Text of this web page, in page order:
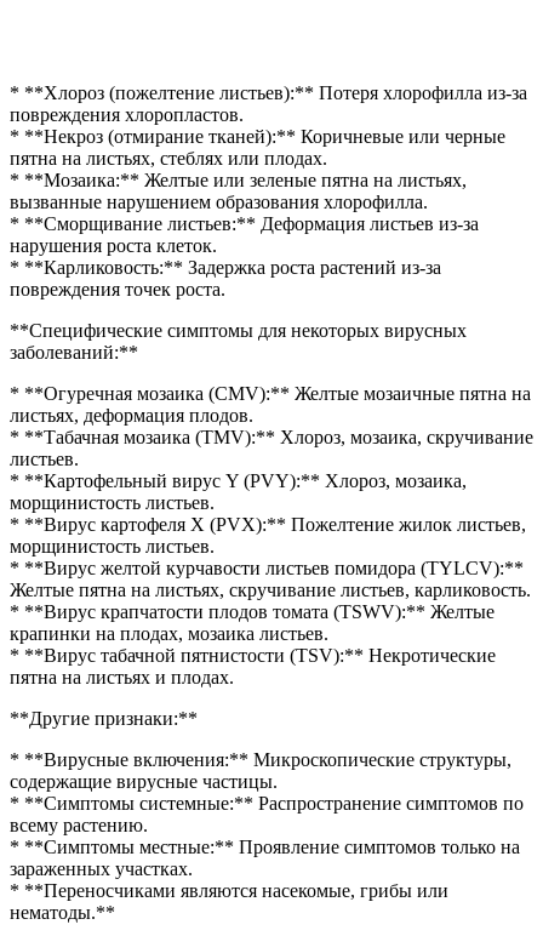
* **Хлороз (пожелтение листьев):** Потеря хлорофилла из-за
повреждения хлоропластов.
* **Некроз (отмирание тканей):** Коричневые или черные
пятна на листьях, стеблях или плодах.
* **Мозаика:** Желтые или зеленые пятна на листьях,
вызванные нарушением образования хлорофилла.
* **Сморщивание листьев:** Деформация листьев из-за
нарушения роста клеток.
* **Карликовость:** Задержка роста растений из-за
повреждения точек роста.
**Специфические симптомы для некоторых вирусных
заболеваний:**
* **Огуречная мозаика (CMV):** Желтые мозаичные пятна на
листьях, деформация плодов.
* **Табачная мозаика (TMV):** Хлороз, мозаика, скручивание
листьев.
* **Картофельный вирус Y (PVY):** Хлороз, мозаика,
морщинистость листьев.
* **Вирус картофеля X (PVX):** Пожелтение жилок листьев,
морщинистость листьев.
* **Вирус желтой курчавости листьев помидора (TYLCV):**
Желтые пятна на листьях, скручивание листьев, карликовость.
* **Вирус крапчатости плодов томата (TSWV):** Желтые
крапинки на плодах, мозаика листьев.
* **Вирус табачной пятнистости (TSV):** Некротические
пятна на листьях и плодах.
**Другие признаки:**
* **Вирусные включения:** Микроскопические структуры,
содержащие вирусные частицы.
* **Симптомы системные:** Распространение симптомов по
всему растению.
* **Симптомы местные:** Проявление симптомов только на
зараженных участках.
* **Переносчиками являются насекомые, грибы или
нематоды.**